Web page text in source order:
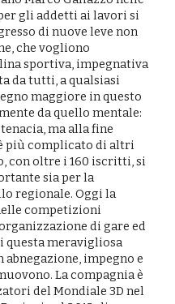
gli addetti ai lavori si
di nuove leve non
che vogliono
sportiva, impegnativa
da tutti, a qualsiasi
maggiore in questo
da quello mentale:
ma alla fine
più complicato di altri
con oltre i 160 iscritti, si
sia per la
regionale. Oggi la
competizioni
di gare ed
meravigliosa
impegno e
La compagnia è
del Mondiale 3D nel